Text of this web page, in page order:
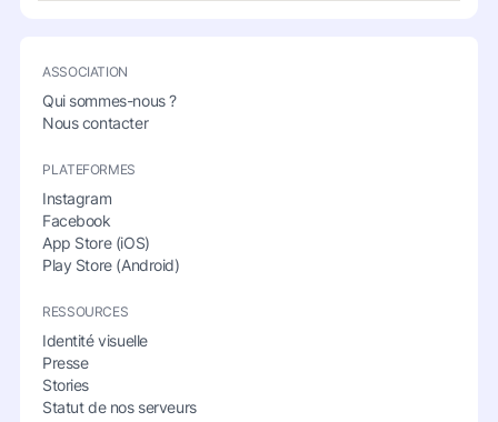
ASSOCIATION
Qui sommes-nous ?
Nous contacter
PLATEFORMES
Instagram
Facebook
App Store (iOS)
Play Store (Android)
RESSOURCES
Identité visuelle
Presse
Stories
Statut de nos serveurs